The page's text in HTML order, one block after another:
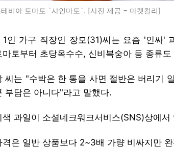
테비아 토마토 `샤인마토`. [사진 제공 = 마켓컬리]
인 가구 직장인 장모(31)씨는 요즘 '인싸'
마토부터 초당옥수수, 신비복숭아 등 종류도
씨는 "수박은 한 통을 사면 절반은 버리기
부담은 아니다"라고 말했다.
색 과일이 소셜네크워크서비스(SNS)상에
격은 일반 상품보다 2~3배 가량 비싸지만